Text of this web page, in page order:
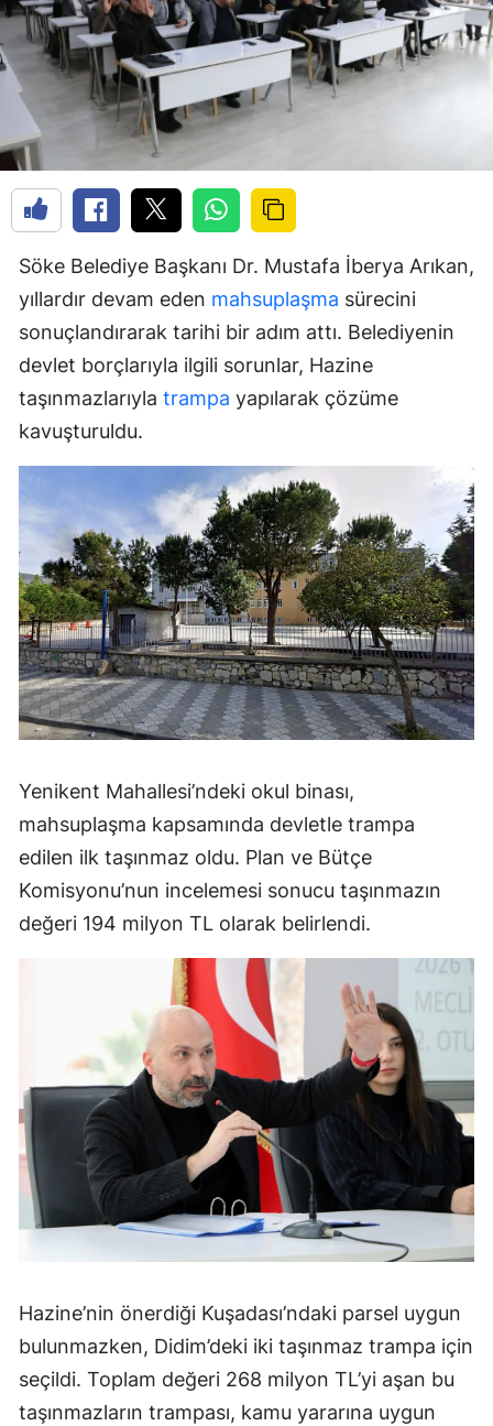
Söke Belediye Başkanı Dr. Mustafa İberya Arıkan,
yıllardır devam eden mahsuplaşma sürecini
sonuçlandırarak tarihi bir adım attı. Belediyenin
devlet borçlarıyla ilgili sorunlar, Hazine
taşınmazlarıyla trampa yapılarak çözüme
kavuşturuldu.
Yenikent Mahallesi’ndeki okul binası,
mahsuplaşma kapsamında devletle trampa
edilen ilk taşınmaz oldu. Plan ve Bütçe
Komisyonu’nun incelemesi sonucu taşınmazın
değeri 194 milyon TL olarak belirlendi.
Hazine’nin önerdiği Kuşadası’ndaki parsel uygun
bulunmazken, Didim’deki iki taşınmaz trampa için
seçildi. Toplam değeri 268 milyon TL’yi aşan bu
taşınmazların trampası, kamu yararına uygun